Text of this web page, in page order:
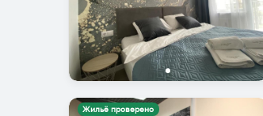
Жильё проверено